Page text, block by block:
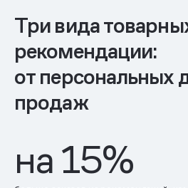
Три вида
рекомендации:
от персональных
продаж
на 15%